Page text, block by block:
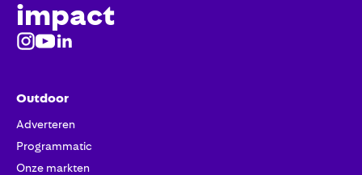
impact
Outdoor
Adverteren
Programmatic
Onze markten